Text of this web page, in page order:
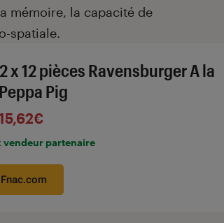
mémoire, la capacité de
spatiale.
x 12 pièces Ravensburger A la
Pig
vendeur partenaire